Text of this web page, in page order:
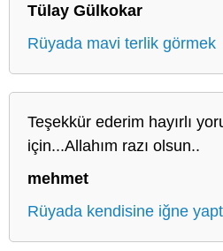
Tülay Gülkokar
Rüyada mavi terlik görmek
Teşekkür ederim hayırlı
için...Allahım razı olsun..
mehmet
Rüyada kendisine iğne